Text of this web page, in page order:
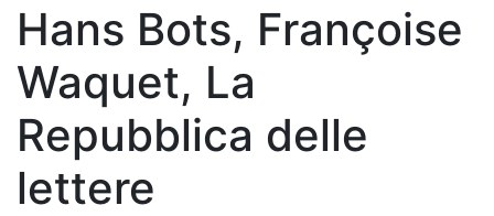
Hans Bots, Françoise
Waquet, La
Repubblica delle
lettere